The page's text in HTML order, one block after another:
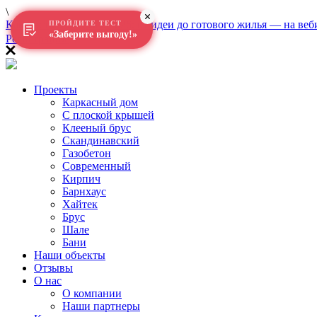
\
Как построить дом в 2026: от идеи до готового жилья — на
Регистрация
Проекты
Каркасный дом
С плоской крышей
Клееный брус
Скандинавский
Газобетон
Современный
Кирпич
Барнхаус
Хайтек
Брус
Шале
Бани
Наши объекты
Отзывы
О нас
О компании
Наши партнеры
ПРОЙДИТЕ ТЕСТ
«Заберите выгоду!»